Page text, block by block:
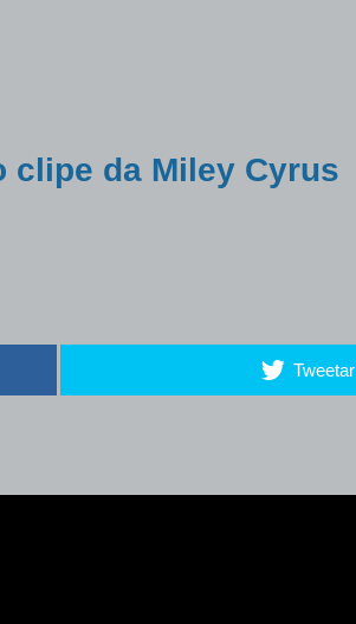
clipe da Miley Cyrus
Tweetar